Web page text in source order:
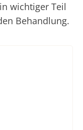
wichtiger Teil
Behandlung.